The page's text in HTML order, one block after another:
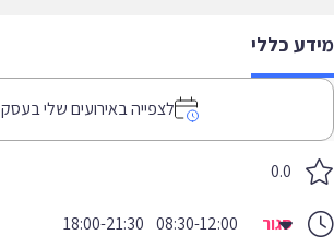
כללי
לצפייה באירועים שלי בעסק זה
0.0
סגור 08:30-12:00
18:00-21:30